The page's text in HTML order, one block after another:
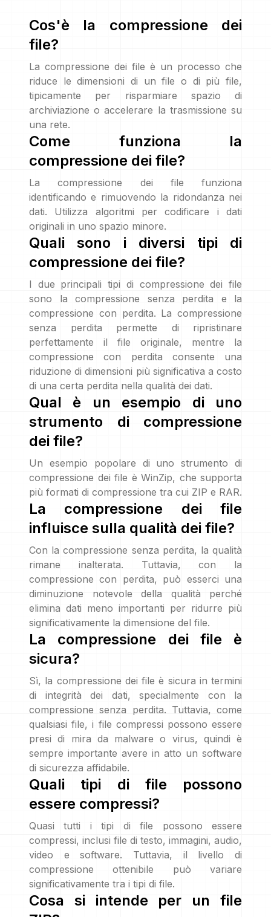
Cos'è la compressione dei
file?
La compressione dei file è un processo che
riduce le dimensioni di un file o di più file,
tipicamente per risparmiare spazio di
archiviazione o accelerare la trasmissione su
una rete.
Come funziona la
compressione dei file?
La compressione dei file funziona
identificando e rimuovendo la ridondanza nei
dati. Utilizza algoritmi per codificare i dati
originali in uno spazio minore.
Quali sono i diversi tipi di
compressione dei file?
I due principali tipi di compressione dei file
sono la compressione senza perdita e la
compressione con perdita. La compressione
senza perdita permette di ripristinare
perfettamente il file originale, mentre la
compressione con perdita consente una
riduzione di dimensioni più significativa a costo
di una certa perdita nella qualità dei dati.
Qual è un esempio di uno
strumento di compressione
dei file?
Un esempio popolare di uno strumento di
compressione dei file è WinZip, che supporta
più formati di compressione tra cui ZIP e RAR.
La compressione dei file
influisce sulla qualità dei file?
Con la compressione senza perdita, la qualità
rimane inalterata. Tuttavia, con la
compressione con perdita, può esserci una
diminuzione notevole della qualità perché
elimina dati meno importanti per ridurre più
significativamente la dimensione del file.
La compressione dei file è
sicura?
Sì, la compressione dei file è sicura in termini
di integrità dei dati, specialmente con la
compressione senza perdita. Tuttavia, come
qualsiasi file, i file compressi possono essere
presi di mira da malware o virus, quindi è
sempre importante avere in atto un software
di sicurezza affidabile.
Quali tipi di file possono
essere compressi?
Quasi tutti i tipi di file possono essere
compressi, inclusi file di testo, immagini, audio,
video e software. Tuttavia, il livello di
compressione ottenibile può variare
significativamente tra i tipi di file.
Cosa si intende per un file